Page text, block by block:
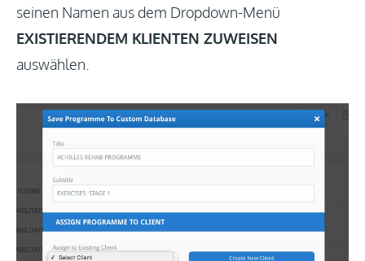
seinen Namen aus dem Dropdown-Menü
EXISTIERENDEM KLIENTEN ZUWEISEN
auswählen.